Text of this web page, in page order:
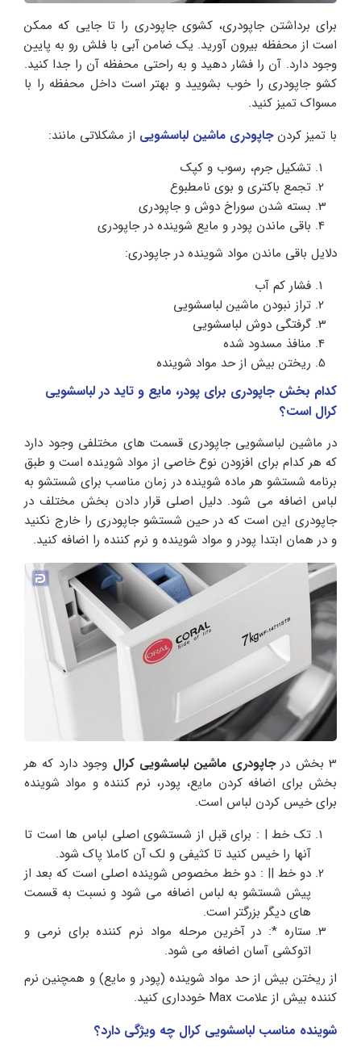
برای برداشتن جاپودری، کشوی جاپودری را تا جایی که ممکن
است از محفظه بیرون آورید. یک ضامن آبی با فلش رو به پایین
وجود دارد. آن را فشار دهید و به راحتی محفظه آن را جدا کنید.
کشو جاپودری را خوب بشویید و بهتر است داخل محفظه را با
مسواک تمیز کنید.
با تمیز کردنجاپودری ماشین لباسشویی از مشکلاتی مانند:
تشکیل جرم، رسوب و کپک
تجمع باکتری و بوی نامطبوع
بسته شدن سوراخ دوش و جاپودری
باقی ماندن پودر و مایع شوینده در جاپودری
دلایل باقی ماندن مواد شوینده در جاپودری:
فشار کم آب
تراز نبودن ماشین لباسشویی
گرفتگی دوش لباسشویی
منافذ مسدود شده
ریختن بیش از حد مواد شوینده
کدام بخش جاپودری برای پودر، مایع و تاید در لباسشویی
کرال است؟
در ماشین لباسشویی جاپودری قسمت های مختلفی وجود دارد
که هر کدام برای افزودن نوع خاصی از مواد شوینده است و طبق
برنامه شستشو هر ماده شوینده در زمان مناسب برای شستشو به
لباس اضافه می شود. دلیل اصلی قرار دادن بخش مختلف در
جاپودری این است که در حین شستشو جاپودری را خارج نکنید
و در همان ابتدا پودر و مواد شوینده و نرم کننده را اضافه کنید.
3 بخش در جاپودری ماشین لباسشویی کرال وجود دارد که هر
بخش برای اضافه کردن مایع، پودر، نرم کننده و مواد شوینده
برای خیس کردن لباس است.
تک خط | : برای قبل از شستشوی اصلی لباس ها است تا
آنها را خیس کنید تا کثیفی و لک آن کاملا پاک شود.
دو خط || : دو خط مخصوص شوینده اصلی است که بعد از
پیش شستشو به لباس اضافه می شود و نسبت به قسمت
های دیگر بزرگتر است.
ستاره *: در آخرین مرحله مواد نرم کننده برای نرمی و
اتوکشی آسان اضافه می شود.
از ریختن بیش از حد مواد شوینده (پودر و مایع) و همچنین نرم
کننده بیش از علامت Max خودداری کنید.
شوینده مناسب لباسشویی کرال چه ویژگی دارد؟